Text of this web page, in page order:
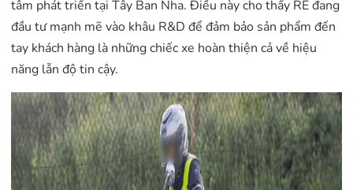
tâm phát triển tại Tây Ban Nha. Điều này cho thấy RE đang
đầu tư mạnh mẽ vào khâu R&D để đảm bảo sản phẩm đến
tay khách hàng là những chiếc xe hoàn thiện cả về hiệu
năng lẫn độ tin cậy.